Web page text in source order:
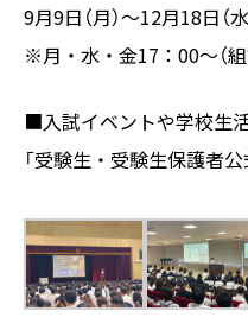
9月9日（月）～12月18日（水
※月・水・金17：00～（組
■入試イベントや学校生
「受験生・受験生保護者公